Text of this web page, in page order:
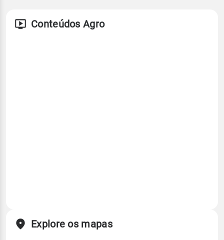
Conteúdos Agro
Explore os mapas